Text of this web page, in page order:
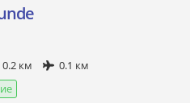
0.2 км
0.1 км